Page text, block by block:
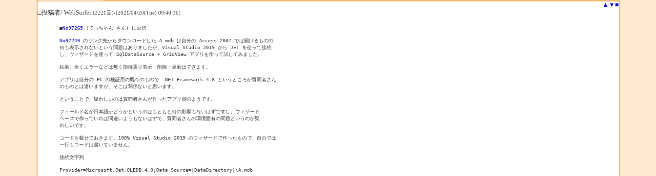
▲ ▼ ■
□投稿者/ WebSurfer(2221回)-(2021/04/20(Tue) 09:40:30)
■No97265 (てっちゃん さん) に返信
No97249 のリンク先からダウンロードした A.mdb は自分の Access 2007 では開けるものの
何も表示されないという問題はありましたが、Visual Studio 2019 から JET を使って接続
し、ウィザードを使って SqlDataSource + GridView アプリを作って試してみました。
結果、全くエラーなどは無く期待通り表示・削除・更新はできます。
アプリは自分の PC の検証用の既存のもので .NET Framework 4.8 というところが質問者さん
のものとは違いますが、そこは関係ないと思います。
ということで、疑わしいのは質問者さんが作ったアプリ側のようです。
フィールド名が日本語かどうかというのはもともと何の影響もないはずですし、ウィザード
ベースで作っていれば間違いようもないはずで、質問者さんの環境固有の問題というのが疑
わしいです。
コードを載せておきます。100% Visual Studio 2019 のウィザードで作ったもので、自分では
一行もコードは書いていません。
接続文字列
Provider=Microsoft.Jet.OLEDB.4.0;Data Source=|DataDirectory|\A.mdb